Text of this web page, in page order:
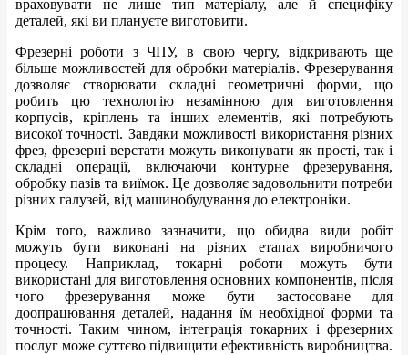
враховувати не лише тип матеріалу, але й специфіку
деталей, які ви плануєте виготовити.
Фрезерні роботи з ЧПУ, в свою чергу, відкривають ще
більше можливостей для обробки матеріалів. Фрезерування
дозволяє створювати складні геометричні форми, що
робить цю технологію незамінною для виготовлення
корпусів, кріплень та інших елементів, які потребують
високої точності. Завдяки можливості використання різних
фрез, фрезерні верстати можуть виконувати як прості, так і
складні операції, включаючи контурне фрезерування,
обробку пазів та виїмок. Це дозволяє задовольнити потреби
різних галузей, від машинобудування до електроніки.
Крім того, важливо зазначити, що обидва види робіт
можуть бути виконані на різних етапах виробничого
процесу. Наприклад, токарні роботи можуть бути
використані для виготовлення основних компонентів, після
чого фрезерування може бути застосоване для
доопрацювання деталей, надання їм необхідної форми та
точності. Таким чином, інтеграція токарних і фрезерних
послуг може суттєво підвищити ефективність виробництва.